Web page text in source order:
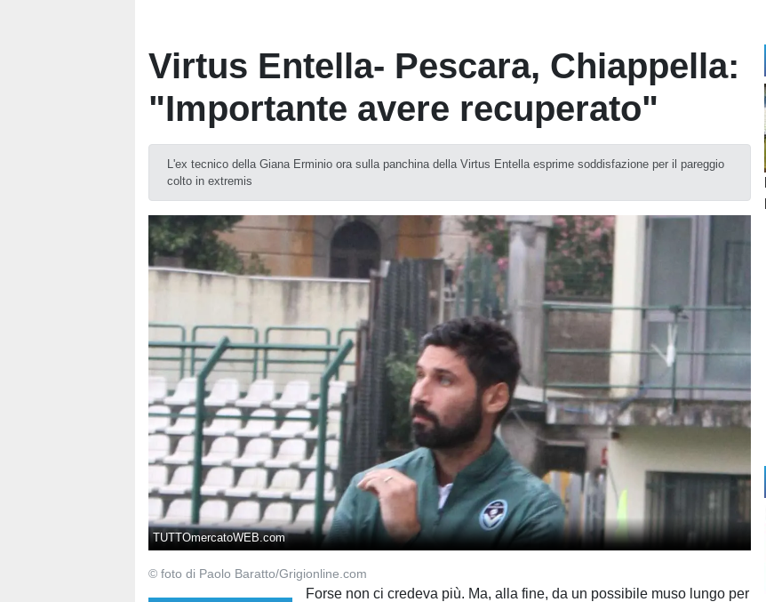
Virtus Entella- Pescara, Chiappella:
"Importante avere recuperato"
L'ex tecnico della Giana Erminio ora sulla panchina della Virtus Entella esprime soddisfazione per il pareggio
colto in extremis
TUTTOmercatoWEB.com
© foto di Paolo Baratto/Grigionline.com
Forse non ci credeva più. Ma, alla fine, da un possibile muso lungo per